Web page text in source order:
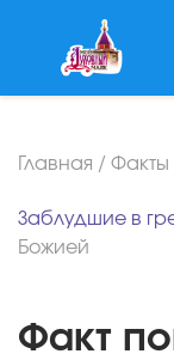
Главная /
Заблудшие в
Божией
Факт